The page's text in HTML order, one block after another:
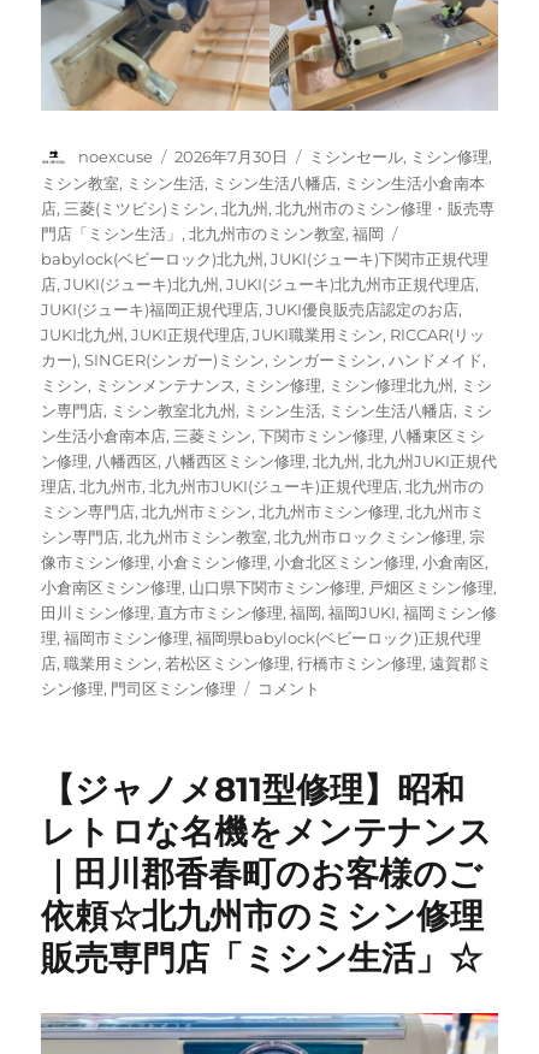
投
稿
者
noexcuse
投
稿
日:
2026年7月30日
カ
テ
ゴ
リ
ー
ミシンセール, ミシン修理,
ミシン教室, ミシン生活, ミシン生活八幡店, ミシン生活小倉南本
店, 三菱(ミツビシ)ミシン,北九州,北九州市のミシン修理・販売専
門店「ミシン生活」 ,北九州市のミシン教室,福岡
グ
babylock(ベビーロック)北九州,JUKI(ジューキ)下関市正規代理
店,JUKI(ジューキ)北九州,JUKI(ジューキ)北九州市正規代理店,
JUKI(ジューキ)福岡正規代理店,JUKI優良販売店認定のお店,
JUKI北九州,JUKI正規代理店,JUKI職業用ミシン, RICCAR(リッ
カー),SINGER(シンガー)ミシン, シンガーミシン,ハンドメイド,
ミシン, ミシンメンテナンス, ミシン修理, ミシン修理北九州, ミシ
ン専門店, ミシン教室北九州, ミシン生活, ミシン生活八幡店, ミシ
ン生活小倉南本店, 三菱ミシン,下関市ミシン修理, 八幡東区ミシ
ン修理, 八幡西区, 八幡西区ミシン修理,北九州,北九州JUKI正規代
理店,北九州市,北九州市JUKI(ジューキ)正規代理店,北九州市の
ミシン専門店,北九州市ミシン,北九州市ミシン修理,北九州市ミ
シン専門店,北九州市ミシン教室,北九州市ロックミシン修理, 宗
像市ミシン修理,小倉ミシン修理,小倉北区ミシン修理,小倉南区,
小倉南区ミシン修理, 山口県下関市ミシン修理, 戸畑区ミシン修理,
田川ミシン修理, 直方市ミシン修理,福岡,福岡JUKI,福岡ミシン修
理,福岡市ミシン修理,福岡県babylock(ベビーロック)正規代理
店,職業用ミシン, 若松区ミシン修理,行橋市ミシン修理,遠賀郡ミ
シン修理, 門司区ミシン修理
【昭
ロ】
50
年
以
上
前
の
三
ビ
ン
コメント
【ジャノメ811型修理】昭和
レトロな名機をメンテナンス
｜田川郡香春町のお客様のご
依頼☆北九州市のミシン修理
販売専門店「ミシン生活」☆